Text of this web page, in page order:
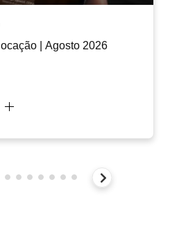
| Agosto 2026